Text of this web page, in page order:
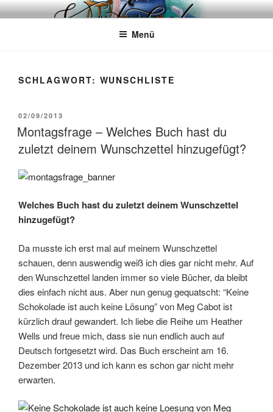
Zum
InhaltWÖRTERKATZE
Von Büchern erzählen
Menü
SCHLAGWORT: WUNSCHLISTE
VERÖFFENTLICHT
AM
02/09/2013
Montagsfrage – Welches Buch hast du
zuletzt deinem Wunschzettel hinzugefügt?
Welches Buch hast du zuletzt deinem Wunschzettel
hinzugefügt?
Da musste ich erst mal auf meinem Wunschzettel
schauen, denn auswendig weiß ich dies gar nicht mehr. Auf
den Wunschzettel landen immer so viele Bücher, da bleibt
dies einfach nicht aus. Aber nun genug gequatscht: “Keine
Schokolade ist auch keine Lösung” von Meg Cabot ist
kürzlich drauf gewandert. Ich liebe die Reihe um Heather
Wells und freue mich, dass sie nun endlich auch auf
Deutsch fortgesetzt wird. Das Buch erscheint am 16.
Dezember 2013 und ich kann es schon gar nicht mehr
erwarten.